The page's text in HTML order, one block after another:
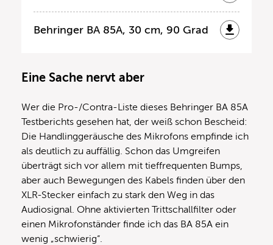
Behringer BA 85A, 30 cm, 90 Grad
Eine Sache nervt aber
Wer die Pro-/Contra-Liste dieses Behringer BA 85A
Testberichts gesehen hat, der weiß schon Bescheid:
Die Handlinggeräusche des Mikrofons empfinde ich
als deutlich zu auffällig. Schon das Umgreifen
überträgt sich vor allem mit tieffrequenten Bumps,
aber auch Bewegungen des Kabels finden über den
XLR-Stecker einfach zu stark den Weg in das
Audiosignal. Ohne aktivierten Trittschallfilter oder
einen Mikrofonständer finde ich das BA 85A ein
wenig „schwierig“.